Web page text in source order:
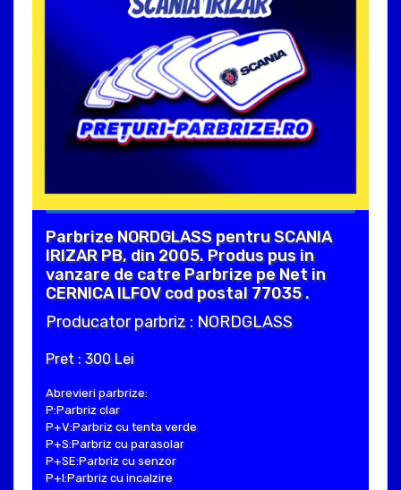
Parbrize NORDGLASS pentru SCANIA
IRIZAR PB, din 2005. Produs pus in
vanzare de catre Parbrize pe Net in
CERNICA ILFOV cod postal 77035 .
Producator parbriz : NORDGLASS
Pret : 300 Lei
Abrevieri parbrize:
P:Parbriz clar
P+V:Parbriz cu tenta verde
P+S:Parbriz cu parasolar
P+SE:Parbriz cu senzor
P+I:Parbriz cu incalzire